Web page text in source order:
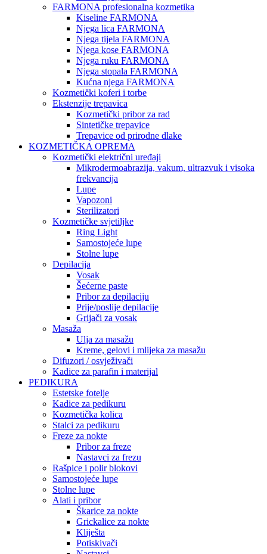
FARMONA profesionalna kozmetika
Kiseline FARMONA
Njega lica FARMONA
Njega tijela FARMONA
Njega kose FARMONA
Njega ruku FARMONA
Njega stopala FARMONA
Kućna njega FARMONA
Kozmetički koferi i torbe
Ekstenzije trepavica
Kozmetički pribor za rad
Sintetičke trepavice
Trepavice od prirodne dlake
KOZMETIČKA OPREMA
Kozmetički električni uređaji
Mikrodermoabrazija, vakum, ultrazvuk i visoka
frekvancija
Lupe
Vapozoni
Sterilizatori
Kozmetičke svjetiljke
Ring Light
Samostojeće lupe
Stolne lupe
Depilacija
Vosak
Šećerne paste
Pribor za depilaciju
Prije/poslije depilacije
Grijači za vosak
Masaža
Ulja za masažu
Kreme, gelovi i mlijeka za masažu
Difuzori / osvježivači
Kadice za parafin i materijal
PEDIKURA
Estetske fotelje
Kadice za pedikuru
Kozmetička kolica
Stalci za pedikuru
Freze za nokte
Pribor za freze
Nastavci za frezu
Rašpice i polir blokovi
Samostojeće lupe
Stolne lupe
Alati i pribor
Škarice za nokte
Grickalice za nokte
Kliješta
Potiskivači